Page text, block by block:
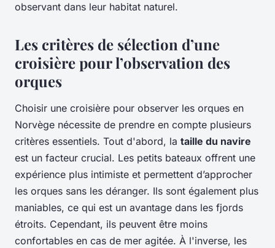
observant dans leur habitat naturel.
Les critères de sélection d’une
croisière pour l’observation des
orques
Choisir une croisière pour observer les orques en
Norvège nécessite de prendre en compte plusieurs
critères essentiels. Tout d'abord, la taille du navire
est un facteur crucial. Les petits bateaux offrent une
expérience plus intimiste et permettent d’approcher
les orques sans les déranger. Ils sont également plus
maniables, ce qui est un avantage dans les fjords
étroits. Cependant, ils peuvent être moins
confortables en cas de mer agitée. À l'inverse, les